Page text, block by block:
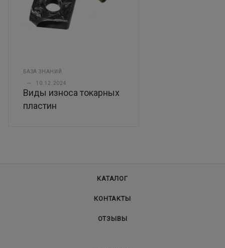
БАЗА ЗНАНИЙ
— 10.12.2024
Виды износа токарных
пластин
КАТАЛОГ
КОНТАКТЫ
ОТЗЫВЫ